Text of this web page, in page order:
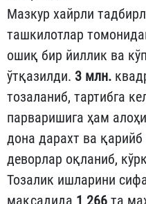
Мазкур хайрли
ташкилотлар
ошиқ бир йиллик ва
ўтқазилди. 3 млн.
тозаланиб, тартибга
парваришига ҳам
дона дарахт ва қарийб
деворлар оқланиб,
Тозалик ишларини
мақсадида 1 266 та